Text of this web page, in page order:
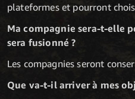
plateformes et pourront
Ma compagnie sera-t-elle
sera fusionné ?
Les compagnies seront
Que va-t-il arriver à mes